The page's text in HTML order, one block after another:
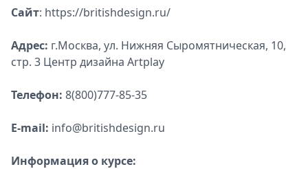
Спецпроекты
Выборы
2026
Metro
Сайт: https://britishdesign.ru/
Адрес: г.Москва, ул. Нижняя Сыромятническая, 10,
стр. 3 Центр дизайна Artplay
Телефон: 8(800)777-85-35
E-mail: info@britishdesign.ru
Информация о курсе: